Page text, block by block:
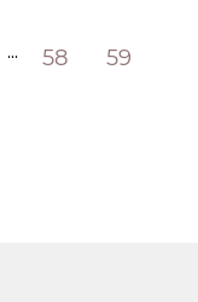
... 58 59